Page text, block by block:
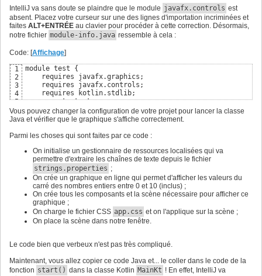
7
8
9
10
11
13
14
15
16
17
18
20
21
23
final
double y = Math.pow(x, 2);
final
var data = new
                    series.getData
().add(data);
});
final var xAxis = new NumberAxis
final
        yAxis.setLabel
(bundle.getString("yaxis.label"))
final
)
        chart.getData
().add(
// Mise en place de la scène.
final var root = new
var scene = new Scene(root);
// Gestion des CSS.
                .map
(URL::toExternalForm
// Gestion de la fenêtre.
        stage.setTitle
(bundle.getString( "app.title.fx"
        stage.setWidth
        stage.setHeight
(600) ;
        stage.setScene
(scene);
        stage.show
();
IntelliJ va sans doute se plaindre que le module javafx.controls est
absent. Placez votre curseur sur une des lignes d'importation incriminées et
faites ALT+ENTRÉE au clavier pour procéder à cette correction. Désormais,
notre fichier module-info.java ressemble à cela :
Code: [Affichage]
1
2
3
4
5
6
module test {
    requires javafx.graphics;
    requires javafx.controls;
    requires kotlin.stdlib;
    exports test;
}
Vous pouvez changer la configuration de votre projet pour lancer la classe
Java et vérifier que le graphique s'affiche correctement.
Parmi les choses qui sont faites par ce code :
On initialise un gestionnaire de ressources localisées qui va
permettre d'extraire les chaînes de texte depuis le fichier
strings.properties ;
On crée un graphique en ligne qui permet d'afficher les valeurs du
carré des nombres entiers entre 0 et 10 (inclus) ;
On crée tous les composants et la scène nécessaire pour afficher ce
graphique ;
On charge le fichier CSS app.css et on l'applique sur la scène ;
On place la scène dans notre fenêtre.
Le code bien que verbeux n'est pas très compliqué.
Maintenant, vous allez copier ce code Java et... le coller dans le code de la
fonction start() dans la classe Kotlin MainKt ! En effet, IntelliJ va